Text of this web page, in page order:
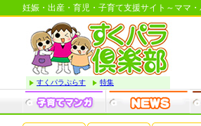
妊娠・出産・育児・子育て支援サイト～ママ
すくパラぷらす 特集